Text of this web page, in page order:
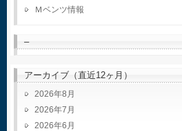
Ｍベンツ情報
–
アーカイブ（直近12ヶ月）
2026年8月
2026年7月
2026年6月